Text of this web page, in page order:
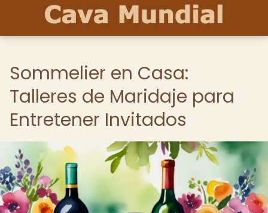
Sommelier en Casa:
Talleres de Maridaje para
Entretener Invitados